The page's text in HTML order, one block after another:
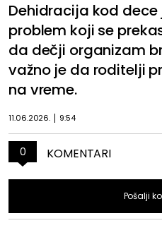
Dehidracija kod
problem koji se
da dečji organizam
važno je da roditelji
na vreme.
11.06.2026. 9:54
0 KOMENTARI
Pošalji